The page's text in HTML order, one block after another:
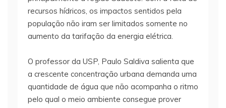
recursos hídricos, os impactos sentidos pela
população não iram ser limitados somente no
aumento da tarifação da energia elétrica.
O professor da USP, Paulo Saldiva salienta que
a crescente concentração urbana demanda uma
quantidade de água que não acompanha o ritmo
pelo qual o meio ambiente consegue prover